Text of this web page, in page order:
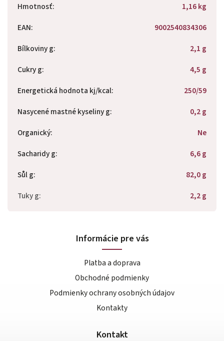
Hmotnosť:
1,16 kg
EAN:
9002540834306
Bílkoviny g:
2,1 g
Cukry g:
4,5 g
Energetická hodnota kj/kcal:
250/59
Nasycené mastné kyseliny g:
0,2 g
Organický:
Ne
Sacharidy g:
6,6 g
Sůl g:
82,0 g
Tuky g: 2,2 g
Informácie pre vás
Platba a doprava
Obchodné podmienky
Podmienky ochrany osobných údajov
Kontakty
Kontakt